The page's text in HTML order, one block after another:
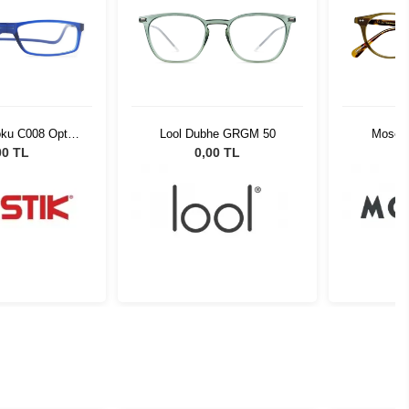
C008 Opt
TL
Lool Dubhe GRGM 50
0,00 TL